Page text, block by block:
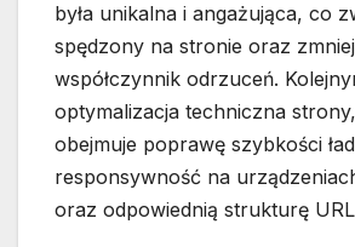
była unikalna i angażująca, co
spędzony na stronie oraz
współczynnik odrzuceń.
optymalizacja techniczna
obejmuje poprawę szybkości
responsywność na
oraz odpowiednią strukturę